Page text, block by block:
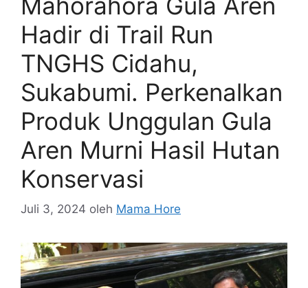
Hadir di Trail Run
TNGHS Cidahu,
Sukabumi. Perkenalkan
Produk Unggulan Gula
Aren Murni Hasil Hutan
Konservasi
Juli 3, 2024 oleh Mama Hore